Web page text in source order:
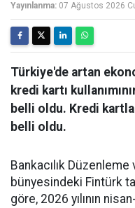
Yayınlanma: 07 Ağustos 2026
Türkiye'de artan
kredi kartı
belli oldu. Kredi
belli oldu.
Bankacılık
bünyesindeki Fintürk
göre, 2026 yılının